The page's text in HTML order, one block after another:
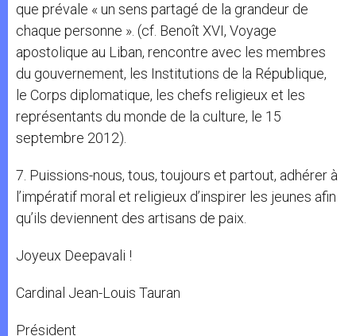
que prévale « un sens partagé de la grandeur de
chaque personne ». (cf. Benoît XVI, Voyage
apostolique au Liban, rencontre avec les membres
du gouvernement, les Institutions de la République,
le Corps diplomatique, les chefs religieux et les
représentants du monde de la culture, le 15
septembre 2012).
7. Puissions-nous, tous, toujours et partout, adhérer à
l’impératif moral et religieux d’inspirer les jeunes afin
qu’ils deviennent des artisans de paix.
Joyeux Deepavali !
Cardinal Jean-Louis Tauran
Président